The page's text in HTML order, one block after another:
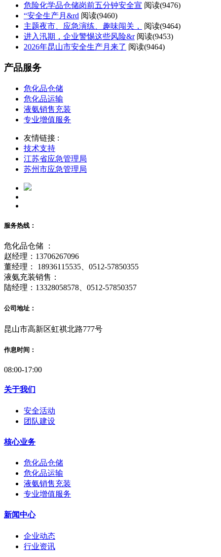
危险化学品仓储岗前五分钟安全宣 阅读(9476)
“安全生产月&rd 阅读(9460)
主题夜市、应急演练、趣味闯关，
阅读(9464)
进入汛期，企业警惕这些风险&r 阅读(9453)
2026年昆山市安全生产月来了 阅读(9464)
产品服务
危化品仓储
危化品运输
液氨销售充装
专业增值服务
友情链接 :
技术支持
江苏省应急管理局
苏州市应急管理局
服务热线：
危化品仓储 ：
赵经理：13706267096
董经理： 18936115535、0512-57850355
液氨充装销售：
陆经理：13328058578、0512-57850357
公司地址：
昆山市高新区虹祺北路777号
作息时间：
08:00-17:00
关于我们
安全活动
团队建设
核心业务
危化品仓储
危化品运输
液氨销售充装
专业增值服务
新闻中心
企业动态
行业资讯